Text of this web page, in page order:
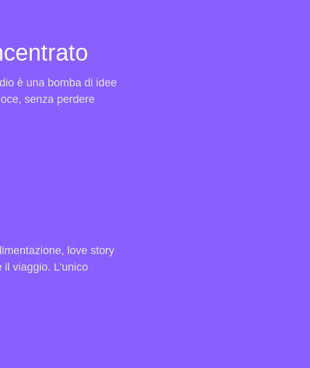
è una bomba di idee
senza perdere
love story
viaggio. L’unico